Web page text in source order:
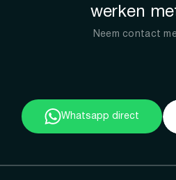
werken
Neem contact
Whatsapp direct